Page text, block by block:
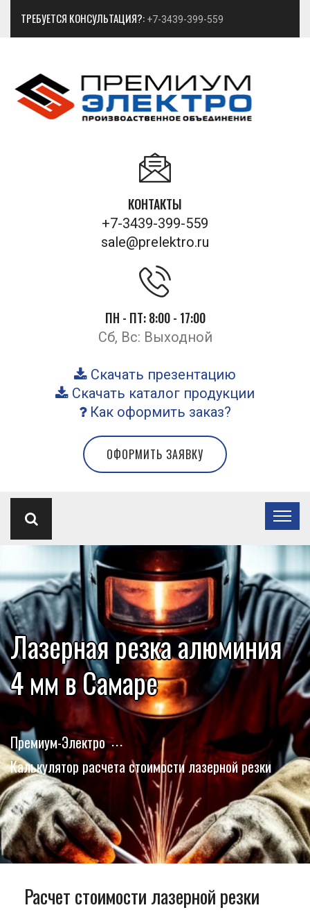
ТРЕБУЕТСЯ КОНСУЛЬТАЦИЯ?: +7-3439-399-559
КОНТАКТЫ
+7-3439-399-559
sale@prelektro.ru
ПН - ПТ: 8:00 - 17:00
Сб, Вс: Выходной
Скачать презентацию
Скачать каталог продукции
Как оформить заказ?
ОФОРМИТЬ ЗАЯВКУ
Лазерная резка алюминия
4 мм в Самаре
Премиум-Электро
Калькулятор расчета стоимости лазерной резки
Расчет стоимости лазерной резки